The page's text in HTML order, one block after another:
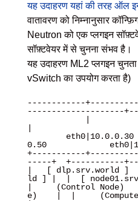
यह उदाहरण यहां की तरह ऑल
वातावरण को निम्नानुसार
Neutron को एक प्लगइन
सॉफ़्टवेयर में से चुनना संभव है।
यह उदाहरण ML2 प्लगइन
vSwitch का उपयोग करता है)
------------
--------------------
0.50
+-----------
-----+  +-----------
|   [ dlp.srv.world ]
ld ] |  |  [
|     (Control Node)
e)    |  |     (Compute